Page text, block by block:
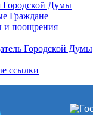
Городской Думы
Граждане
и поощрения
Городской Думы
ссылки